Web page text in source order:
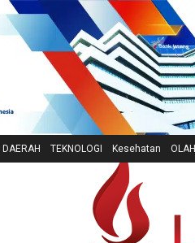
DAERAH TEKNOLOGI Kesehatan